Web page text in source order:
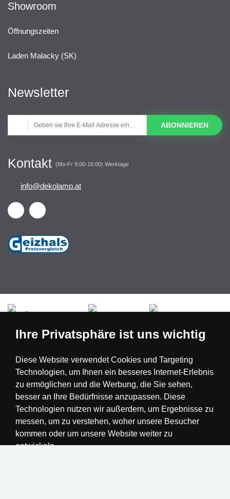
Showroom
Öffnungszeiten
Laden Malacky (SK)
Newsletter
ABONNIEREN
Kontakt (Mo-Fr 9:00-16:00) Werktage
info@dekolamp.at
Nederland
Ihre Privatsphäre ist uns wichtig
Diese Website verwendet Cookies und Targeting
Technologien, um Ihnen ein besseres Internet-Erlebnis
zu ermöglichen und die Werbung, die Sie sehen,
besser an Ihre Bedürfnisse anzupassen. Diese
Technologien nutzen wir außerdem, um Ergebnisse zu
messen, um zu verstehen, woher unsere Besucher
kommen oder um unsere Website weiter zu
entwickeln.